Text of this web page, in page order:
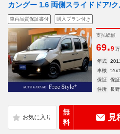
カングー 1.6 両側スライドドア/
車両品質保証書付 購入プラン付き
支払総額
69.9
年式
車検
'26/
保証
保
住所
長
無
料
見